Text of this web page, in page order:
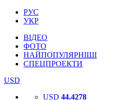
РУС
УКР
ВІДЕО
ФОТО
НАЙПОПУЛЯРНІШІ
СПЕЦПРОЕКТИ
USD
USD 44.4278